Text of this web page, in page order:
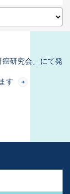
研究会」にて発
す